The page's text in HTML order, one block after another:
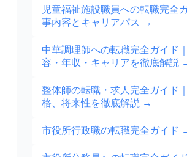
児童福祉施設職員への転職完全
事内容とキャリアパス →
中華調理師への転職完全ガイド
容・年収・キャリアを徹底解説
整体師の転職・求人完全ガイド
格、将来性を徹底解説 →
市役所行政職の転職完全ガイド